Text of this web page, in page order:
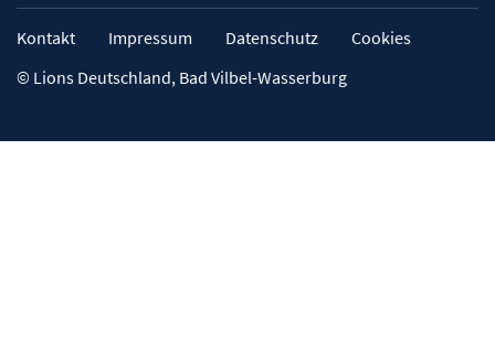
Kontakt Impressum Datenschutz
Cookies
© Lions Deutschland, Bad Vilbel-Wasserburg